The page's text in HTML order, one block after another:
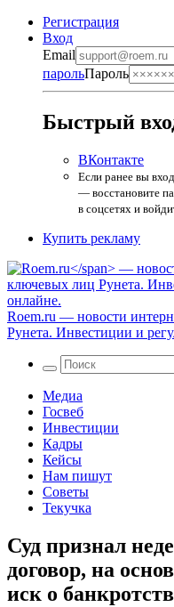
Регистрация
Вход
Email
парольПароль
Быстрый
ВКонтакте
Если ранее вы
— восстановите
в соцсетях и
Купить рекламу
Roem.ru — новости
Рунета. Инвестиции и
Медиа
Госвеб
Инвестиции
Кадры
Кейсы
Нам пишут
Советы
Текучка
Суд признал
договор, на
иск о